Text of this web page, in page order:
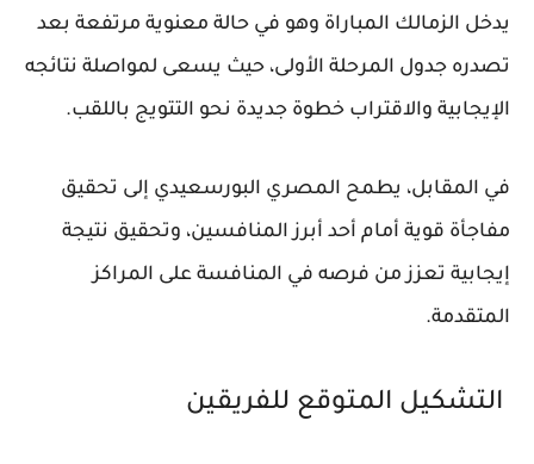
يدخل الزمالك المباراة وهو في حالة معنوية مرتفعة بعد
تصدره جدول المرحلة الأولى، حيث يسعى لمواصلة نتائجه
الإيجابية والاقتراب خطوة جديدة نحو التتويج باللقب.
في المقابل، يطمح المصري البورسعيدي إلى تحقيق
مفاجأة قوية أمام أحد أبرز المنافسين، وتحقيق نتيجة
إيجابية تعزز من فرصه في المنافسة على المراكز
المتقدمة.
التشكيل المتوقع للفريقين